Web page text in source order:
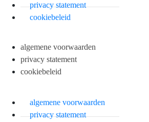
privacy statement
cookiebeleid
algemene voorwaarden
privacy statement
cookiebeleid
algemene voorwaarden
privacy statement